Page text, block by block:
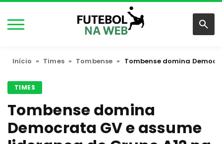
Início » Times » Tombense » Tombense domina
TIMES
Tombense domina
Democrata GV e assume